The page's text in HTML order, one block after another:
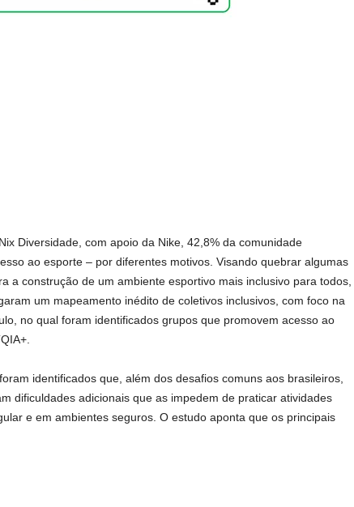
Diversidade, com apoio da Nike, 42,8% da comunidade
ao esporte – por diferentes motivos. Visando quebrar algumas
a construção de um ambiente esportivo mais inclusivo para todos,
um mapeamento inédito de coletivos inclusivos, com foco na
no qual foram identificados grupos que promovem acesso ao
identificados que, além dos desafios comuns aos brasileiros,
dificuldades adicionais que as impedem de praticar atividades
e em ambientes seguros. O estudo aponta que os principais